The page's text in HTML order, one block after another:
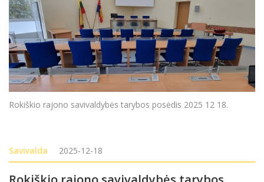
Rokiškio rajono savivaldybės tarybos posėdis 2025 12 18.
Savivalda 2025-12-18